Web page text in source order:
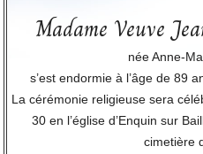
Madame Veuve
née Anne-
s’est endormie à l’âge de 89
La cérémonie religieuse sera
30 en l’église d’Enquin sur
cimetière